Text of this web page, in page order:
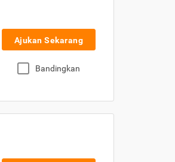
Ajukan Sekarang
Bandingkan